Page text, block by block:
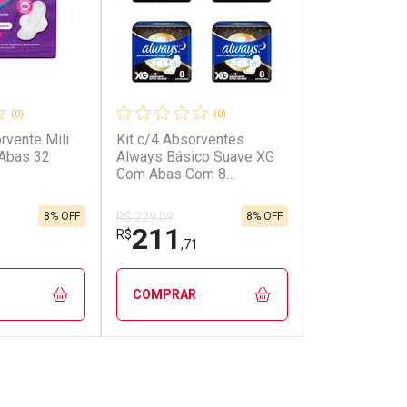
(0)
Mili
32
8% OFF
(0)
Kit c/4 Absorventes
Always Básico Suave XG
Com Abas Com 8
R$ 229,09
R$211 ,71
8% OFF
COMPRAR